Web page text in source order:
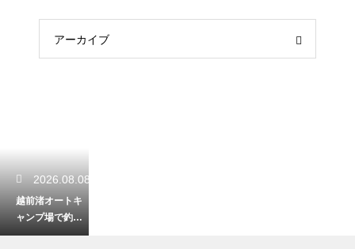
アーカイブ
2026.08.08
越前渚オートキ
ャンプ場で釣り
を楽しむ！日本